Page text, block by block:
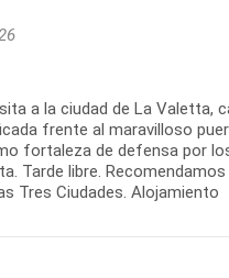
a la ciudad de La Valetta,
frente al maravilloso
fortaleza de defensa por
Tarde libre.